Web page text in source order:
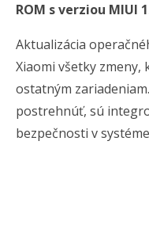
ROM s verziou MIUI
Aktualizácia
Xiaomi všetky
ostatným
postrehnúť, sú
bezpečnosti v